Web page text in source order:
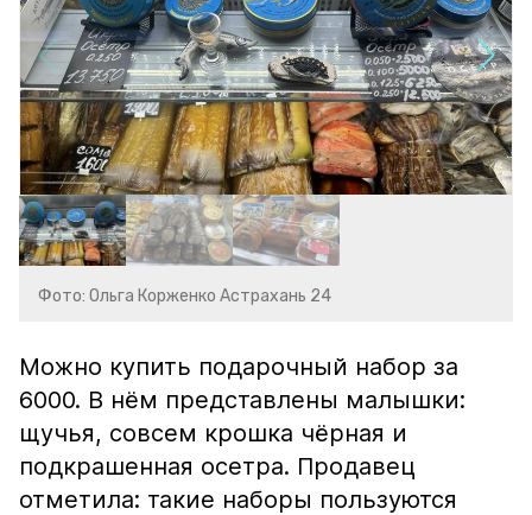
Фото: Ольга Корженко Астрахань 24
Можно купить подарочный набор за
6000. В нём представлены малышки:
щучья, совсем крошка чёрная и
подкрашенная осетра. Продавец
отметила: такие наборы пользуются